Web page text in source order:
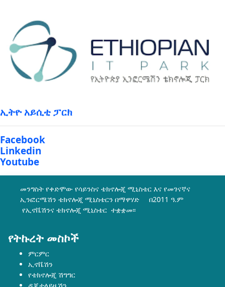
ኢትዮ አይሲቲ ፓርክ
Facebook
Linkedin
Youtube
መንግስት የቀድሞው የሳይንስና ቴክኖሎጂ ሚኒስቴር እና የመገናኛና
ኢንፎርሜሽን ቴክኖሎጂ ሚኒስቴርን በማዋሃድ በ2011 ዓ.ም
የኢኖቬሽንና ቴክኖሎጂ ሚኒስቴር ተቋቋመ፡፡
የትኩረት መስኮች
ምርምር
ኢኖቬሽን
የቴክኖሎጂ ሽግግር